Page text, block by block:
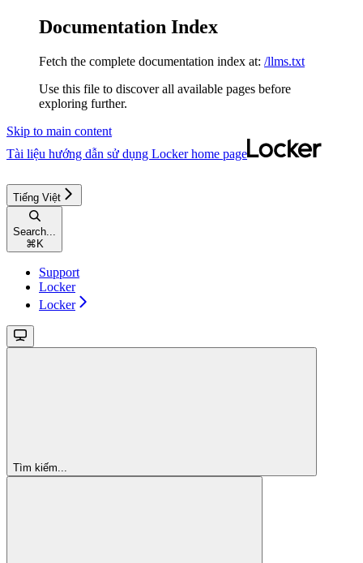
Documentation Index
Fetch the complete documentation index at: /llms.txt
Use this file to discover all available pages before
exploring further.
Skip to main content
Tài liệu hướng dẫn sử dụng Lockerhome page
Tiếng Việt
Search...
⌘ K
Support
Locker
Locker
Tìm kiếm...